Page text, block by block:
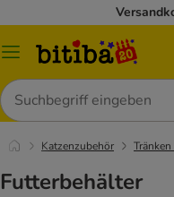
Menü
Suchen
Katzenzubehör
Futterbehälter